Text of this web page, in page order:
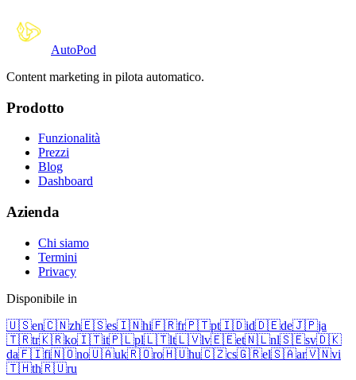
AutoPod
Content marketing in pilota automatico.
Prodotto
Funzionalità
Prezzi
Blog
Dashboard
Azienda
Chi siamo
Termini
Privacy
Disponibile in
🇺🇸en🇨🇳zh🇪🇸es🇮🇳hi🇫🇷fr🇵🇹pt🇮🇩id🇩🇪de🇯🇵ja
🇹🇷tr🇰🇷ko🇮🇹it🇵🇱pl🇱🇹lt🇱🇻lv🇪🇪et🇳🇱nl🇸🇪sv🇩🇰
da🇫🇮fi🇳🇴no🇺🇦uk🇷🇴ro🇭🇺hu🇨🇿cs🇬🇷el🇸🇦ar🇻🇳vi
🇹🇭th🇷🇺ru